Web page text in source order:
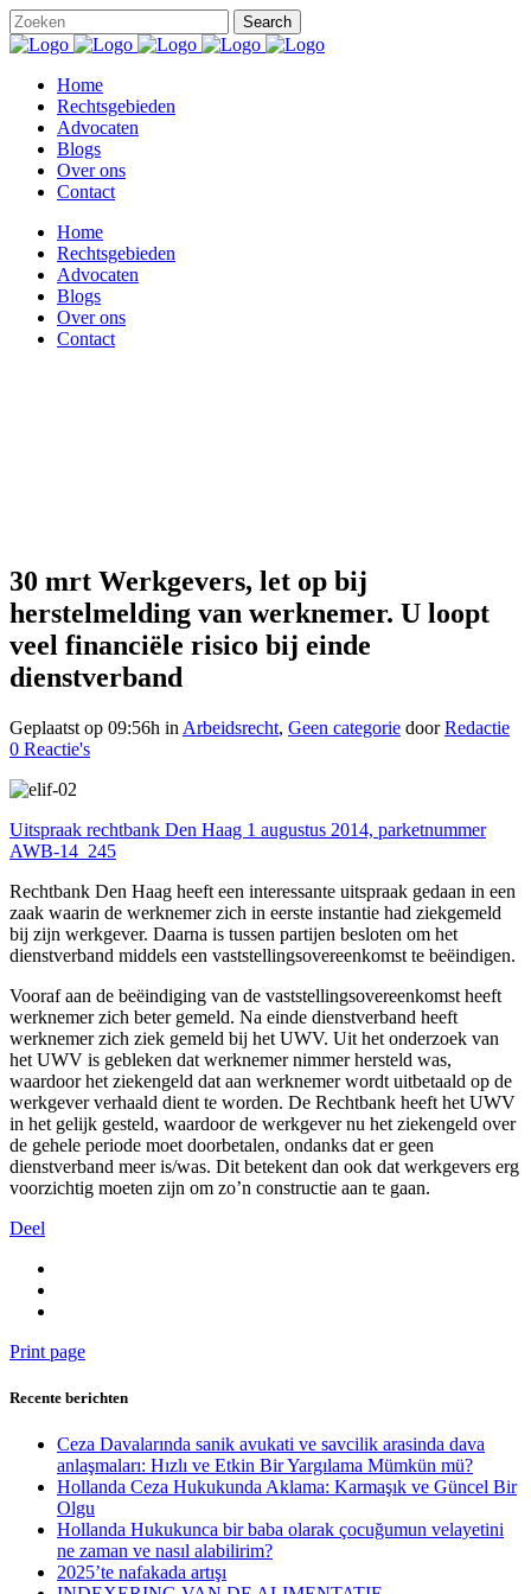
Home
Rechtsgebieden
Advocaten
Blogs
Over ons
Contact
Home
Rechtsgebieden
Advocaten
Blogs
Over ons
Contact
herstelmelding van werknemer.
U loopt veel financiële risico bij
einde dienstverband
30 mrt Werkgevers, let op bij
herstelmelding van werknemer. U loopt
veel financiële risico bij einde
dienstverband
Geplaatst op 09:56h in Arbeidsrecht, Geen categorie doorRedactie
0 Reactie's
Uitspraak rechtbank Den Haag 1 augustus 2014, parketnummer
AWB-14_245
Rechtbank Den Haag heeft een interessante uitspraak gedaan in een
zaak waarin de werknemer zich in eerste instantie had ziekgemeld
bij zijn werkgever. Daarna is tussen partijen besloten om het
dienstverband middels een vaststellingsovereenkomst te beëindigen.
Vooraf aan de beëindiging van de vaststellingsovereenkomst heeft
werknemer zich beter gemeld. Na einde dienstverband heeft
werknemer zich ziek gemeld bij het UWV. Uit het onderzoek van
het UWV is gebleken dat werknemer nimmer hersteld was,
waardoor het ziekengeld dat aan werknemer wordt uitbetaald op de
werkgever verhaald dient te worden. De Rechtbank heeft het UWV
in het gelijk gesteld, waardoor de werkgever nu het ziekengeld over
de gehele periode moet doorbetalen, ondanks dat er geen
dienstverband meer is/was. Dit betekent dan ook dat werkgevers erg
voorzichtig moeten zijn om zo’n constructie aan te gaan.
Deel
Print page
Recente berichten
Ceza Davalarında sanik avukati ve savcilik arasinda dava
anlaşmaları: Hızlı ve Etkin Bir Yargılama Mümkün mü?
Hollanda Ceza Hukukunda Aklama: Karmaşık ve Güncel Bir
Olgu
Hollanda Hukukunca bir baba olarak çocuğumun velayetini
ne zaman ve nasıl alabilirim?
2025’te nafakada artışı